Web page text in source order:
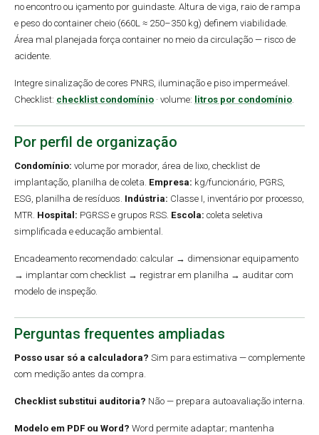
no encontro ou içamento por guindaste. Altura de viga, raio de rampa
e peso do container cheio (660L ≈ 250–350 kg) definem viabilidade.
Área mal planejada força container no meio da circulação — risco de
acidente.
Integre sinalização de cores PNRS, iluminação e piso impermeável.
Checklist: checklist condomínio · volume: litros por condomínio.
Por perfil de organização
Condomínio: volume por morador, área de lixo, checklist de
implantação, planilha de coleta. Empresa: kg/funcionário, PGRS,
ESG, planilha de resíduos. Indústria: Classe I, inventário por processo,
MTR. Hospital: PGRSS e grupos RSS. Escola: coleta seletiva
simplificada e educação ambiental.
Encadeamento recomendado: calcular → dimensionar equipamento
→ implantar com checklist → registrar em planilha → auditar com
modelo de inspeção.
Perguntas frequentes ampliadas
Posso usar só a calculadora? Sim para estimativa — complemente
com medição antes da compra.
Checklist substitui auditoria? Não — prepara autoavaliação interna.
Modelo em PDF ou Word? Word permite adaptar; mantenha